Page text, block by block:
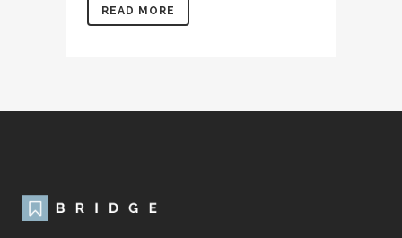
READ MORE